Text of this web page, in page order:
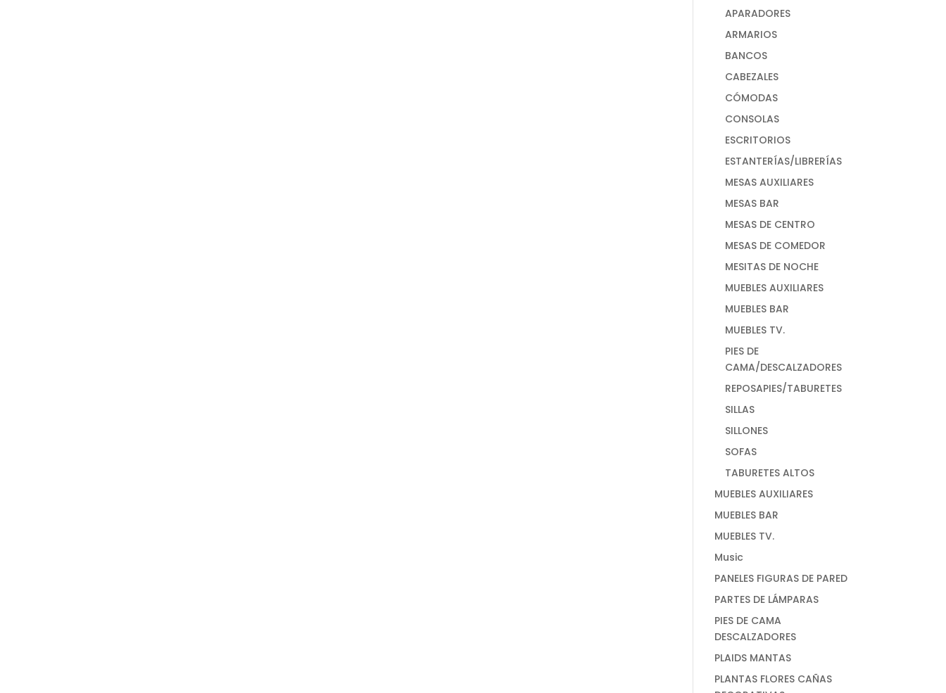
APARADORES
ARMARIOS
BANCOS
CABEZALES
CÓMODAS
CONSOLAS
ESCRITORIOS
ESTANTERÍAS/LIBRERÍAS
MESAS AUXILIARES
MESAS BAR
MESAS DE CENTRO
MESAS DE COMEDOR
MESITAS DE NOCHE
MUEBLES AUXILIARES
MUEBLES BAR
MUEBLES TV.
PIES DE
CAMA/DESCALZADORES
REPOSAPIES/TABURETES
SILLAS
SILLONES
SOFAS
TABURETES ALTOS
MUEBLES AUXILIARES
MUEBLES BAR
MUEBLES TV.
Music
PANELES FIGURAS DE PARED
PARTES DE LÁMPARAS
PIES DE CAMA
DESCALZADORES
PLAIDS MANTAS
PLANTAS FLORES CAÑAS